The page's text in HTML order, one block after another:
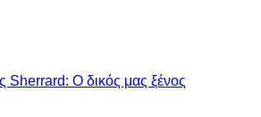
Sherrard: O δικός μας ξένος